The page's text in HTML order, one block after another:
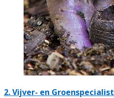
2.Vijver- en